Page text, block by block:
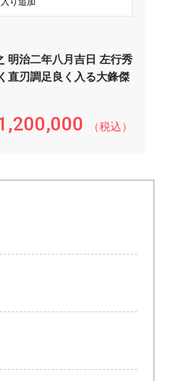
明治二年八月吉日 左行秀
直刃調足良く入る大鋒傑
（税込）